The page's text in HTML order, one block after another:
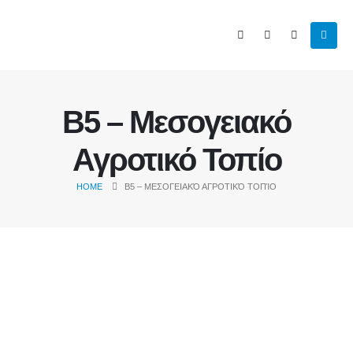
B5 – Μεσογειακό
Αγροτικό Τοπίο
HOME B5 – ΜΕΣΟΓΕΙΑΚΌ ΑΓΡΟΤΙΚΌ ΤΟΠΊΟ